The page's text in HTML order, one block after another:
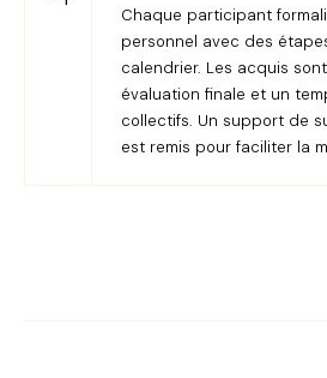
Chaque participant
personnel avec des
calendrier. Les acquis
évaluation finale et un
collectifs. Un support de
est remis pour faciliter la